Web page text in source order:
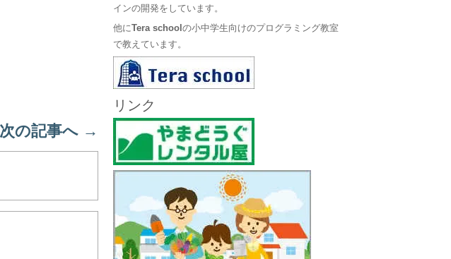
次の記事へ →
インの開発をしています。
他にTera schoolの小中学生向けのプログラミング教室
で教えています。
リンク